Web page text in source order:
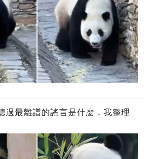
過最離譜的謠言是什麼，我整理